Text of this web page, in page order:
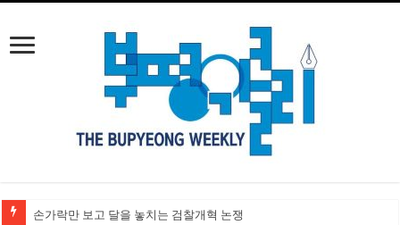
손가락만 보고 달을 놓치는 검찰개혁 논쟁